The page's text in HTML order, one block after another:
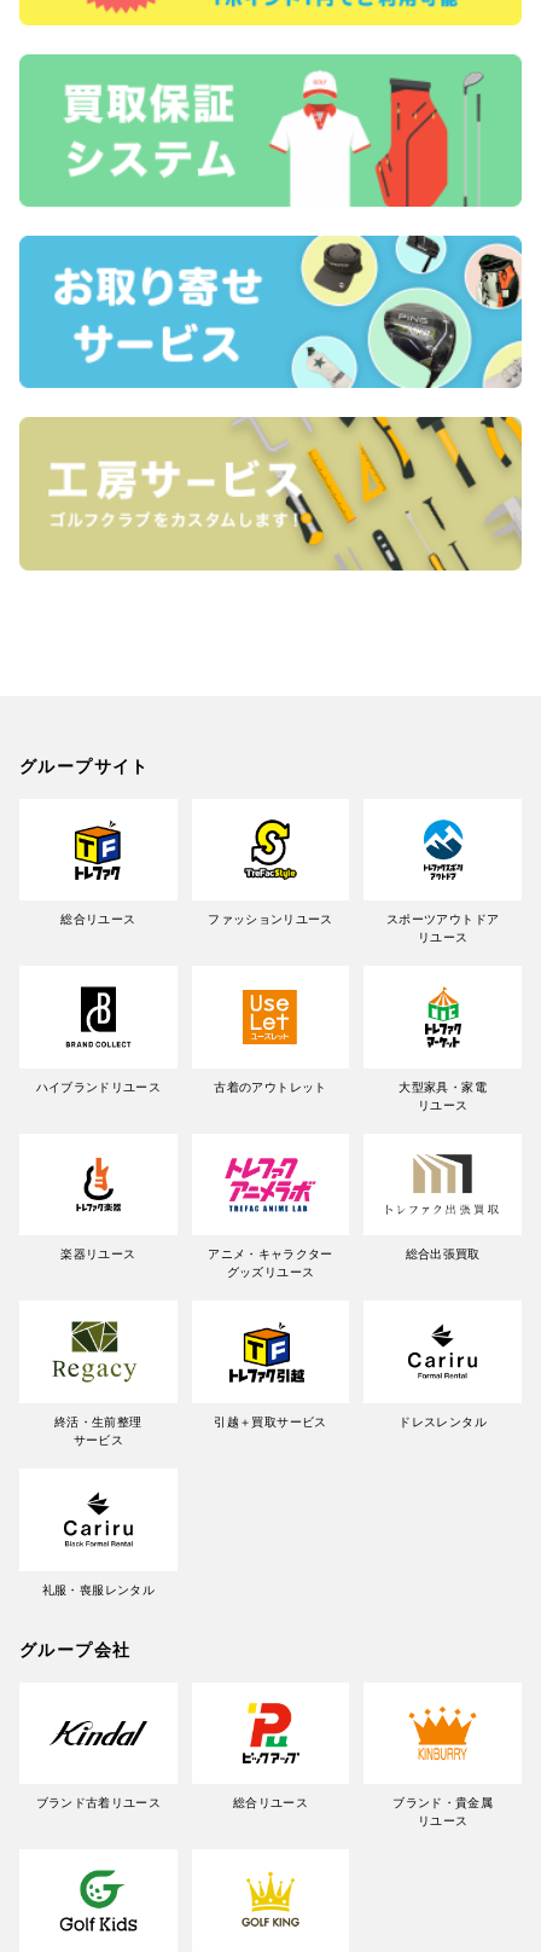
グループサイト
総合リユース ファッションリユース
スポーツアウトドア
リユース
ハイブランドリユース 古着のアウトレット
大型家具・家電
リユース
楽器リユース
アニメ・キャラクター
グッズリユース
総合出張買取
終活・生前整理
サービス
引越＋買取サービス ドレスレンタル
礼服・喪服レンタル
グループ会社
ブランド古着リユース 総合リユース
ブランド・貴金属
リユース